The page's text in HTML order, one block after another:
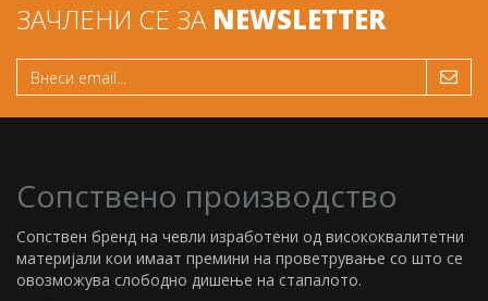
ЗАЧЛЕНИ СЕ ЗА NEWSLETTER
Сопствено производство
Сопствен бренд на чевли изработени од висококвалитетни
материјали кои имаат премини на проветрување со што се
овозможува слободно дишење на стапалото.